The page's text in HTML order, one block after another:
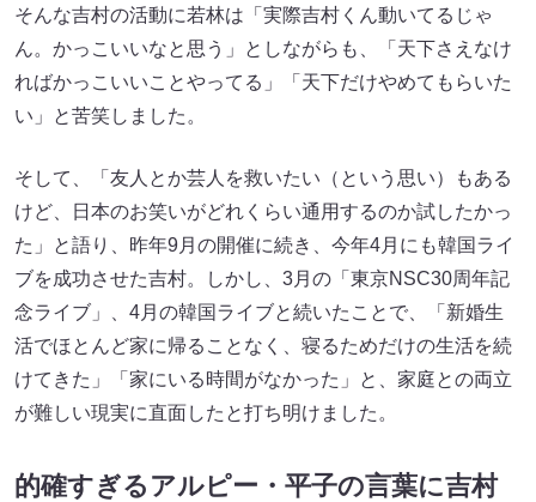
そんな吉村の活動に若林は「実際吉村くん動いてるじゃ
ん。かっこいいなと思う」としながらも、「天下さえなけ
ればかっこいいことやってる」「天下だけやめてもらいた
い」と苦笑しました。
そして、「友人とか芸人を救いたい（という思い）もある
けど、日本のお笑いがどれくらい通用するのか試したかっ
た」と語り、昨年9月の開催に続き、今年4月にも韓国ライ
ブを成功させた吉村。しかし、3月の「東京NSC30周年記
念ライブ」、4月の韓国ライブと続いたことで、「新婚生
活でほとんど家に帰ることなく、寝るためだけの生活を続
けてきた」「家にいる時間がなかった」と、家庭との両立
が難しい現実に直面したと打ち明けました。
的確すぎるアルピー・平子の言葉に吉村